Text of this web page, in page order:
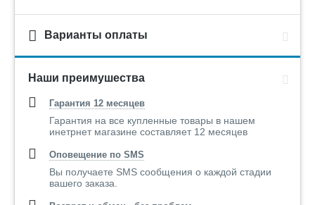
Варианты оплаты
Наши преимушества
Гарантия 12 месяцев
Гарантия на все купленные товары в нашем
инетрнет магазине составляет 12 месяцев
Оповещение по SMS
Вы получаете SMS сообщения о каждой стадии
вашего заказа.